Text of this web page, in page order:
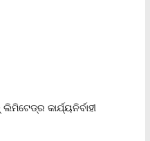
କାର୍ଯ୍ୟନିର୍ବାହୀ